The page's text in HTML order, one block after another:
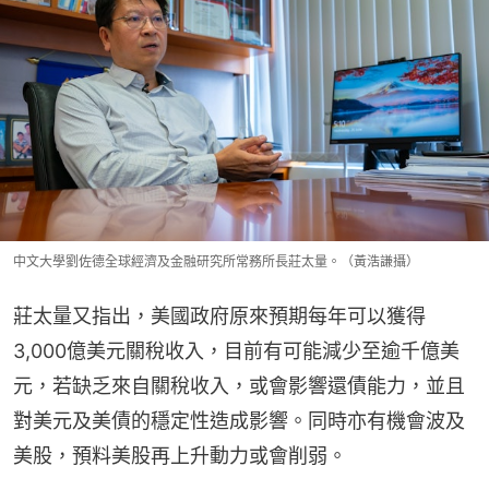
中文大學劉佐德全球經濟及金融研究所常務所長莊太量。（黃浩謙攝）
莊太量又指出，美國政府原來預期每年可以獲得
3,000億美元關稅收入，目前有可能減少至逾千億美
元，若缺乏來自關稅收入，或會影響還債能力，並且
對美元及美債的穩定性造成影響。同時亦有機會波及
美股，預料美股再上升動力或會削弱。